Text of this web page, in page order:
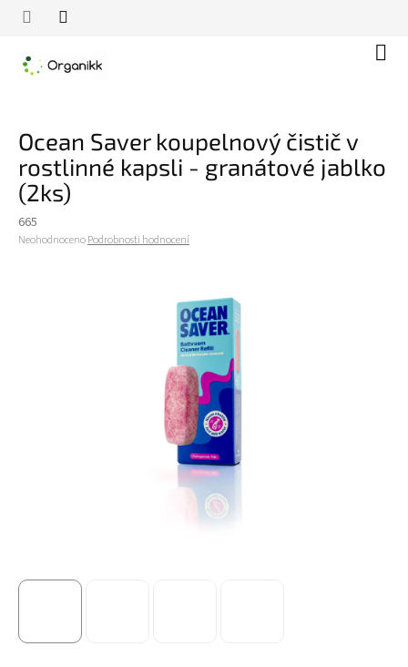
Přejít
Ocean Saver koupelnový čistič v
rostlinné kapsli - granátové jablko
(2ks)
665
Průměrné
NeohodnocenoPodrobnosti hodnocení